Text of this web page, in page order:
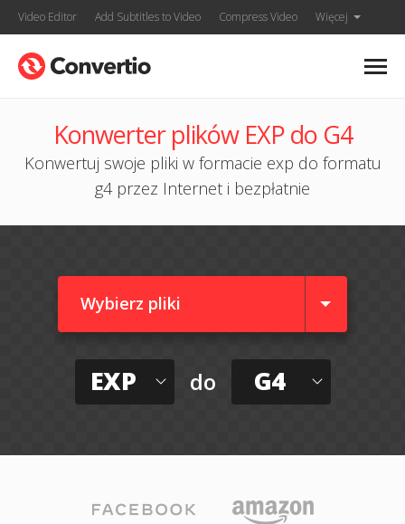
Video Editor Add Subtitles to Video Compress Video Więcej
Konwerter plików EXP do G4
Konwertuj swoje pliki w formacie exp do formatu
g4 przez Internet i bezpłatnie
Wybierz pliki
EXP do G4